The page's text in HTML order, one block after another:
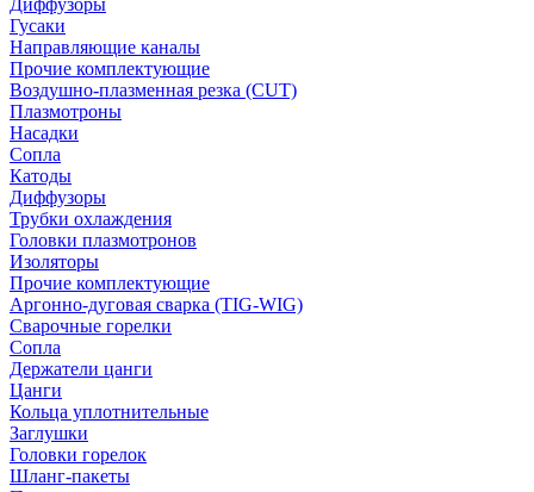
Диффузоры
Гусаки
Направляющие каналы
Прочие комплектующие
Воздушно-плазменная резка (CUT)
Плазмотроны
Насадки
Сопла
Катоды
Диффузоры
Трубки охлаждения
Головки плазмотронов
Изоляторы
Прочие комплектующие
Аргонно-дуговая сварка (TIG-WIG)
Сварочные горелки
Сопла
Держатели цанги
Цанги
Кольца уплотнительные
Заглушки
Головки горелок
Шланг-пакеты